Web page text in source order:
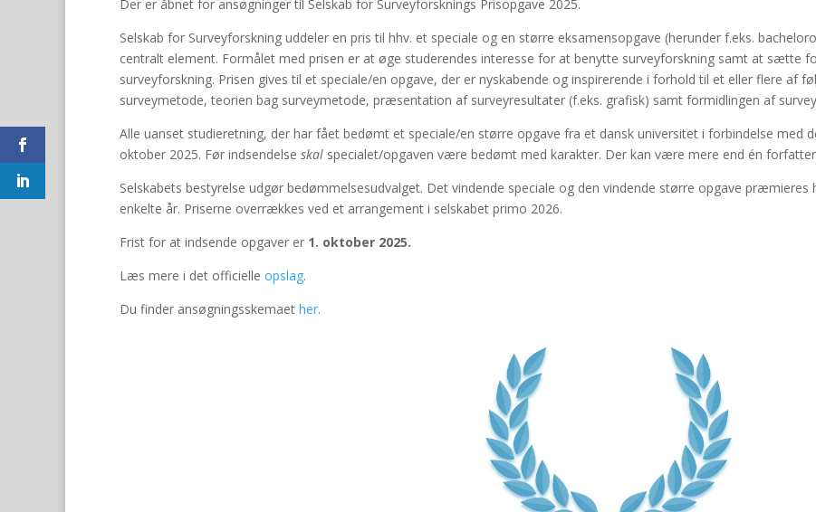
Der er åbnet for ansøgninger til Selskab for Surveyforsknings Prisopgave 2025.
Selskab for Surveyforskning uddeler en pris til hhv. et speciale og en større eksamensopgave (herunder f.eks.
centralt element. Formålet med prisen er at øge studerendes interesse for at benytte surveyforskning samt at sætte
surveyforskning. Prisen gives til et speciale/en opgave, der er nyskabende og inspirerende i forhold til et eller flere af
surveymetode, teorien bag surveymetode, præsentation af surveyresultater (f.eks. grafisk) samt formidlingen af
Alle uanset studieretning, der har fået bedømt et speciale/en større opgave fra et dansk universitet i forbindelse med
oktober 2025. Før indsendelse skal specialet/opgaven være bedømt med karakter. Der kan være mere end én
Selskabets bestyrelse udgør bedømmelsesudvalget. Det vindende speciale og den vindende større opgave
enkelte år. Priserne overrækkes ved et arrangement i selskabet primo 2026.
Frist for at indsende opgaver er 1. oktober 2025.
Læs mere i det officielle opslag.
Du finder ansøgningsskemaet her.